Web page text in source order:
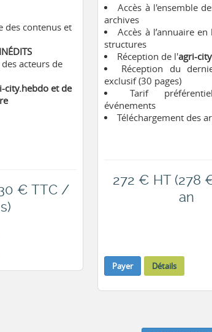
des contenus et
des acteurs de
city.hebdo et de
€ TTC /
Accès à l'ensemble
archives
Accès à l’annuaire
structures
Réception de l'agri-
Réception du
exclusif (30 pages)
Tarif
événements
Téléchargement des
272 € HT (278
an
Payer Détails